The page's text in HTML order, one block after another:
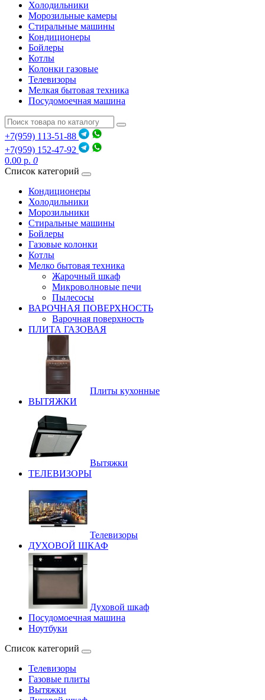
Холодильники
Морозильные камеры
Стиральные машины
Кондиционеры
Бойлеры
Котлы
Колонки газовые
Телевизоры
Мелкая бытовая техника
Посудомоечная машина
+7(959) 113-51-88
+7(959) 152-47-92
0.00 р. 0
Список категорий
Кондиционеры
Холодильники
Морозильники
Стиральные машины
Бойлеры
Газовые колонки
Котлы
Мелко бытовая техника
Жарочный шкаф
Микроволновые печи
Пылесосы
ВАРОЧНАЯ ПОВЕРХНОСТЬ
Варочная поверхность
ПЛИТА ГАЗОВАЯ
Плиты кухонные
ВЫТЯЖКИ
Вытяжки
ТЕЛЕВИЗОРЫ
Телевизоры
ДУХОВОЙ ШКАФ
Духовой шкаф
Посудомоечная машина
Ноутбуки
Список категорий
Телевизоры
Газовые плиты
Вытяжки